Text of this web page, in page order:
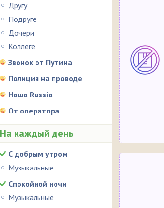
Другу
Подруге
Дочери
Коллеге
Звонок от Путина
Полиция на проводе
Наша Russia
От оператора
На каждый день
С добрым утром
Музыкальные
Спокойной ночи
Музыкальные